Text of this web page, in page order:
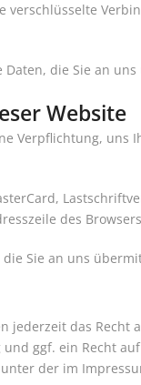
verschlüsselte
Daten, die Sie an
Website
Verpflichtung,
des
Sie an uns
jederzeit das
ggf. ein Recht
der im